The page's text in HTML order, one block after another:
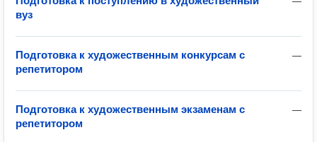
вуз
—
Подготовка к художественным конкурсам с
репетитором
—
Подготовка к художественным экзаменам с
репетитором